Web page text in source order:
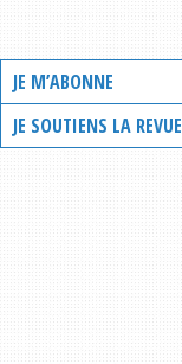
JE M’ABONNE
JE SOUTIENS LA REVUE